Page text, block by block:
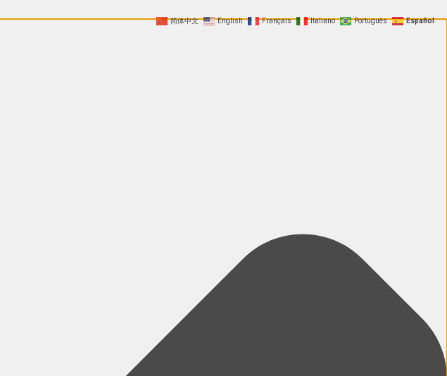
简体中文 English Français Italiano Português Español